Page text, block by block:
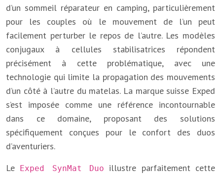
d’un sommeil réparateur en camping, particulièrement
pour les couples où le mouvement de l’un peut
facilement perturber le repos de l’autre. Les modèles
conjugaux à cellules stabilisatrices répondent
précisément à cette problématique, avec une
technologie qui limite la propagation des mouvements
d’un côté à l’autre du matelas. La marque suisse Exped
s’est imposée comme une référence incontournable
dans ce domaine, proposant des solutions
spécifiquement conçues pour le confort des duos
d’aventuriers.
Le Exped SynMat Duo
illustre parfaitement cette